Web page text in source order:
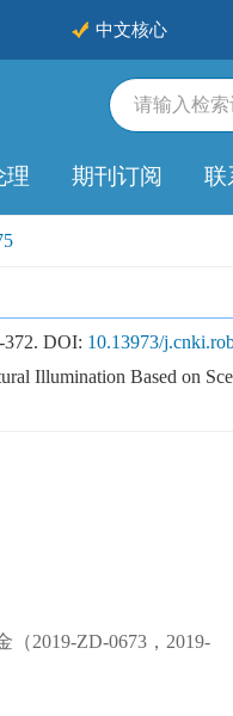
中文核心
理 期刊订阅 联
DOI: 10.13973/
Illumination Based on
（2019-ZD-0673，2019-